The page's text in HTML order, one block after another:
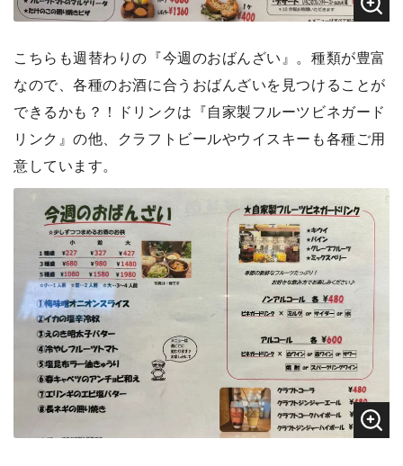
こちらも週替わりの『今週のおばんざい』。種類が豊富
なので、各種のお酒に合うおばんざいを見つけることが
できるかも？！ドリンクは『自家製フルーツビネガード
リンク』の他、クラフトビールやウイスキーも各種ご用
意しています。